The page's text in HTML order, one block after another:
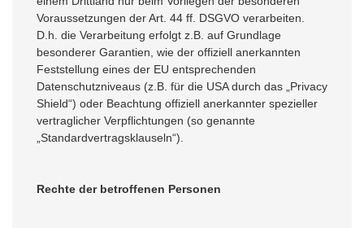
Voraussetzungen der Art. 44 ff. DSGVO verarbeiten.
D.h. die Verarbeitung erfolgt z.B. auf Grundlage
besonderer Garantien, wie der offiziell anerkannten
Feststellung eines der EU entsprechenden
Datenschutzniveaus (z.B. für die USA durch das „Privacy
Shield“) oder Beachtung offiziell anerkannter spezieller
vertraglicher Verpflichtungen (so genannte
„Standardvertragsklauseln“).
Rechte der betroffenen Personen